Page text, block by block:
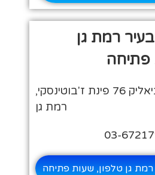
בעיר רמת גן
פתיחה
כתובת הקניון - ביאליק 76 פינת ז'בוטינסקי,
רמת גן
רמת גן טלפון, שעות פתיחה